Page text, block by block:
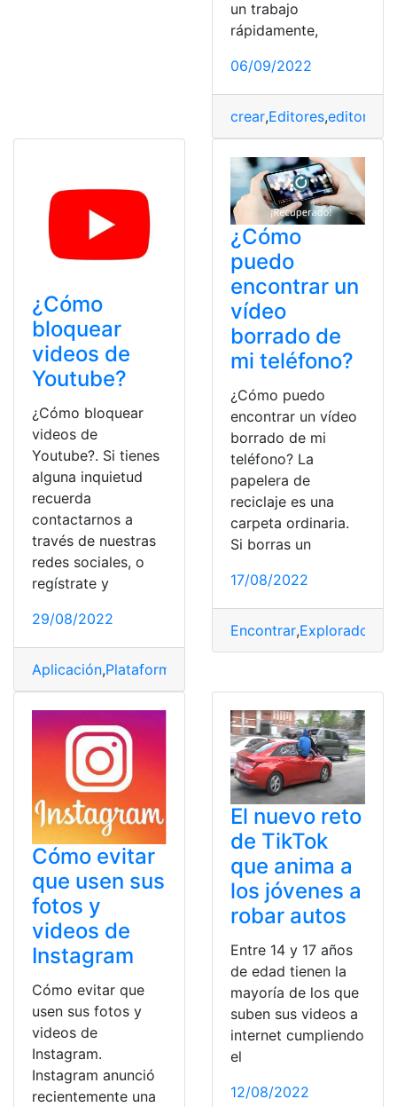
un trabajo
rápidamente,
06/09/2022
crear,Editores,editores
¿Cómo
bloquear
videos de
Youtube?
¿Cómo bloquear
videos de
Youtube?. Si tienes
alguna inquietud
recuerda
contactarnos a
través de nuestras
redes sociales, o
regístrate y
29/08/2022
Aplicación,Plataforma
¿Cómo
puedo
encontrar un
vídeo
borrado de
mi teléfono?
¿Cómo puedo
encontrar un vídeo
borrado de mi
teléfono? La
papelera de
reciclaje es una
carpeta ordinaria.
Si borras un
17/08/2022
Encontrar,Explorador
Cómo evitar
que usen sus
fotos y
videos de
Instagram
Cómo evitar que
usen sus fotos y
videos de
Instagram.
Instagram anunció
recientemente una
El nuevo reto
de TikTok
que anima a
los jóvenes a
robar autos
Entre 14 y 17 años
de edad tienen la
mayoría de los que
suben sus videos a
internet cumpliendo
el
12/08/2022